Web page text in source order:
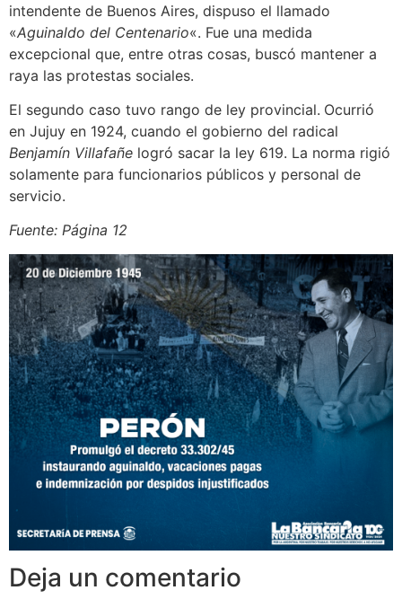
intendente de Buenos Aires, dispuso el llamado
«Aguinaldo del Centenario«. Fue una medida
excepcional que, entre otras cosas, buscó mantener a
raya las protestas sociales.
El segundo caso tuvo rango de ley provincial. Ocurrió
en Jujuy en 1924, cuando el gobierno del radical
Benjamín Villafañe logró sacar la ley 619. La norma rigió
solamente para funcionarios públicos y personal de
servicio.
Fuente: Página 12
Deja un comentario